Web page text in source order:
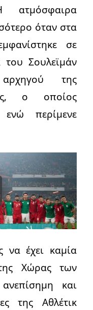
ατμόσφαιρα
όταν στα
σε
του Σουλεϊμάν
της
ο οποίος
περίμενε
να έχει καμία
Χώρας των
και
της Αθλέτικ